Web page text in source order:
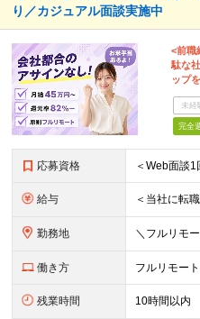
り／カジュアル面談実施中
<前職
駄な
ップ
未経
完全
応募資格
給与
勤務地
働き方 フルリモー
残業時間 10時間以内